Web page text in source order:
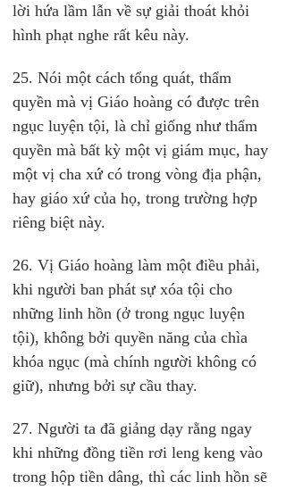
lời hứa lầm lẫn về sự giải thoát khỏi
hình phạt nghe rất kêu này.
25. Nói một cách tổng quát, thẩm
quyền mà vị Giáo hoàng có được trên
ngục luyện tội, là chỉ giống như thẩm
quyền mà bất kỳ một vị giám mục, hay
một vị cha xứ có trong vòng địa phận,
hay giáo xứ của họ, trong trường hợp
riêng biệt này.
26. Vị Giáo hoàng làm một điều phải,
khi người ban phát sự xóa tội cho
những linh hồn (ở trong ngục luyện
tội), không bởi quyền năng của chìa
khóa ngục (mà chính người không có
giữ), nhưng bởi sự cầu thay.
27. Người ta đã giảng dạy rằng ngay
khi những đồng tiền rơi leng keng vào
trong hộp tiền dâng, thì các linh hồn sẽ